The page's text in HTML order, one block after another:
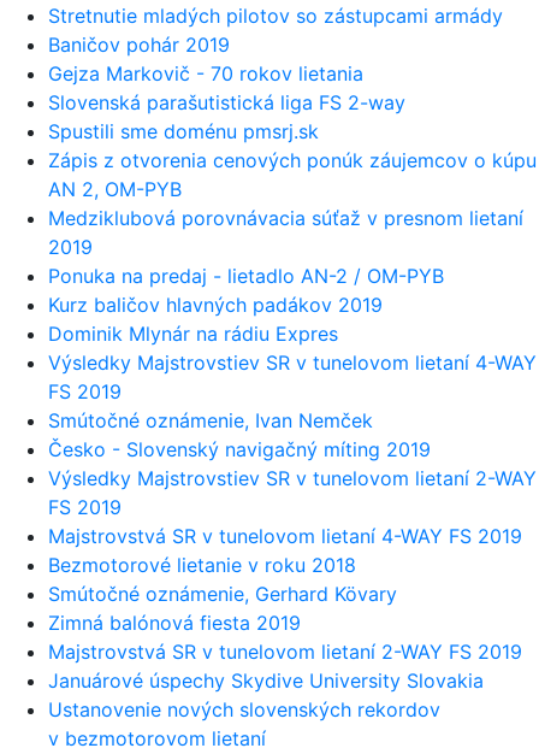
Stretnutie mladých pilotov so zástupcami armády
Baničov pohár 2019
Gejza Markovič - 70 rokov lietania
Slovenská parašutistická liga FS 2-way
Spustili sme doménu pmsrj.sk
Zápis z otvorenia cenových ponúk záujemcov o kúpu
AN 2, OM-PYB
Medziklubová porovnávacia súťaž v presnom lietaní
2019
Ponuka na predaj - lietadlo AN-2 / OM-PYB
Kurz baličov hlavných padákov 2019
Dominik Mlynár na rádiu Expres
Výsledky Majstrovstiev SR v tunelovom lietaní 4-WAY
FS 2019
Smútočné oznámenie, Ivan Nemček
Česko - Slovenský navigačný míting 2019
Výsledky Majstrovstiev SR v tunelovom lietaní 2-WAY
FS 2019
Majstrovstvá SR v tunelovom lietaní 4-WAY FS 2019
Bezmotorové lietanie v roku 2018
Smútočné oznámenie, Gerhard Kövary
Zimná balónová fiesta 2019
Majstrovstvá SR v tunelovom lietaní 2-WAY FS 2019
Januárové úspechy Skydive University Slovakia
Ustanovenie nových slovenských rekordov
v bezmotorovom lietaní